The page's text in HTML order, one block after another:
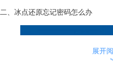
二、冰点还原忘记密码怎么办
展开